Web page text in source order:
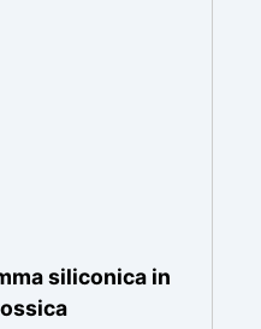
fusione, sapone e
Consente oltre
siliconica in